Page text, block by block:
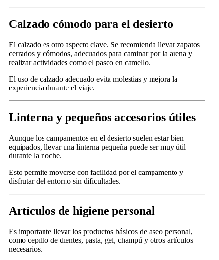
Calzado cómodo para el desierto
El calzado es otro aspecto clave. Se recomienda llevar zapatos
cerrados y cómodos, adecuados para caminar por la arena y
realizar actividades como el paseo en camello.
El uso de calzado adecuado evita molestias y mejora la
experiencia durante el viaje.
Linterna y pequeños accesorios útiles
Aunque los campamentos en el desierto suelen estar bien
equipados, llevar una linterna pequeña puede ser muy útil
durante la noche.
Esto permite moverse con facilidad por el campamento y
disfrutar del entorno sin dificultades.
Artículos de higiene personal
Es importante llevar los productos básicos de aseo personal,
como cepillo de dientes, pasta, gel, champú y otros artículos
necesarios.